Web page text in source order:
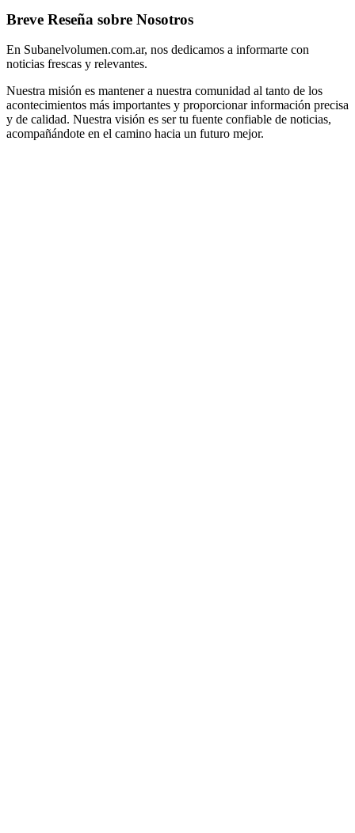
Breve Reseña sobre Nosotros
En Subanelvolumen.com.ar, nos dedicamos a informarte con
noticias frescas y relevantes.
Nuestra misión es mantener a nuestra comunidad al tanto de los
acontecimientos más importantes y proporcionar información precisa
y de calidad. Nuestra visión es ser tu fuente confiable de noticias,
acompañándote en el camino hacia un futuro mejor.